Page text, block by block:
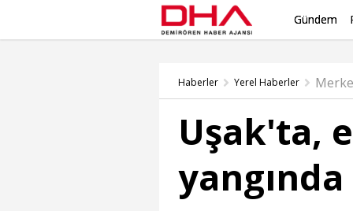
Gündem
Haberler Yerel Haberler
Uşak'ta,